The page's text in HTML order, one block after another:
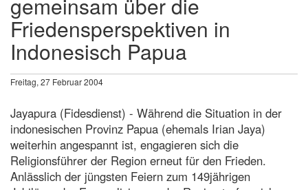
Friedensperspektiven in
Indonesisch Papua
Freitag, 27 Februar 2004
Jayapura (Fidesdienst) - Während die Situation in der
indonesischen Provinz Papua (ehemals Irian Jaya)
weiterhin angespannt ist, engagieren sich die
Religionsführer der Region erneut für den Frieden.
Anlässlich der jüngsten Feiern zum 149jährigen